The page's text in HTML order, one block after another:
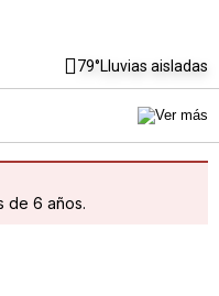
79°Lluvias aisladas
de 6 años.